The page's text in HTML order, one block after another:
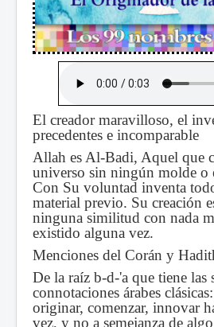
El creador maravilloso, el
precedentes e incomparable
Allah es Al-Badi, Aquel que
universo sin ningún molde o
Con Su voluntad inventa
material previo. Su creación
ninguna similitud con nada
existido alguna vez.
Menciones del Corán y
De la raíz b-d-'a que tiene las
connotaciones árabes
originar, comenzar, innovar
vez, y no a semejanza de